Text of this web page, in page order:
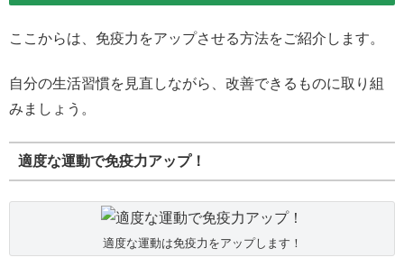
ここからは、免疫力をアップさせる方法をご紹介します。
自分の生活習慣を見直しながら、改善できるものに取り組
みましょう。
適度な運動で免疫力アップ！
適度な運動は免疫力をアップします！